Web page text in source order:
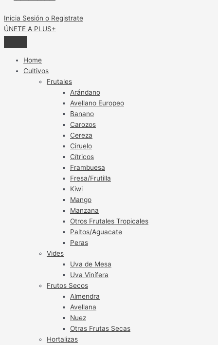
Inicia Sesión o Registrate
ÚNETE A PLUS+
Home
Cultivos
Frutales
Arándano
Avellano Europeo
Banano
Carozos
Cereza
Ciruelo
Cítricos
Frambuesa
Fresa/Frutilla
Kiwi
Mango
Manzana
Otros Frutales Tropicales
Paltos/Aguacate
Peras
Vides
Uva de Mesa
Uva Vinífera
Frutos Secos
Almendra
Avellana
Nuez
Otras Frutas Secas
Hortalizas